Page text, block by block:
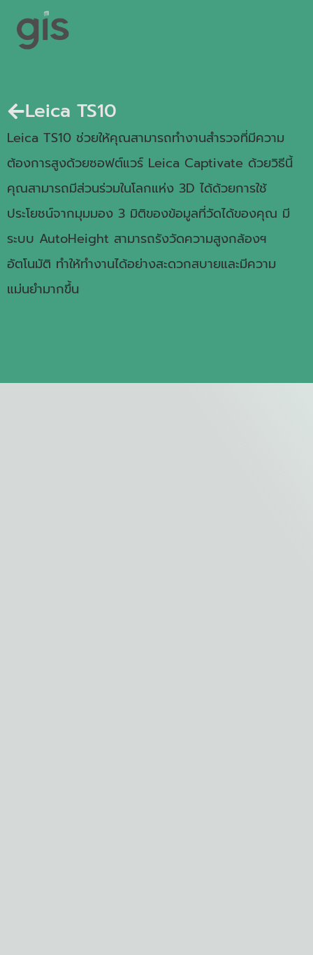
Leica TS10
Leica TS10 ช่วยให้คุณสามารถทำงานสำรวจที่มีความ
ต้องการสูงด้วยซอฟต์แวร์ Leica Captivate ด้วยวิธีนี้
คุณสามารถมีส่วนร่วมในโลกแห่ง 3D ได้ด้วยการใช้
ประโยชน์จากมุมมอง 3 มิติของข้อมูลที่วัดได้ของคุณ มี
ระบบ AutoHeight สามารถรังวัดความสูงกล้องฯ
อัตโนมัติ ทำให้ทำงานได้อย่างสะดวกสบายและมีความ
แม่นยำมากขึ้น